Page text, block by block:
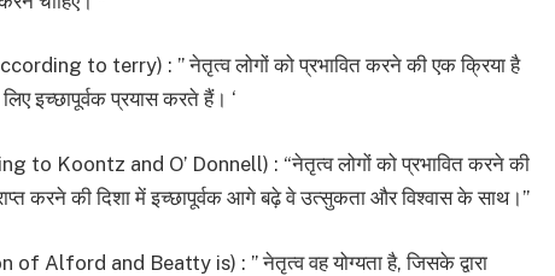
to terry) : ” नेतृत्व लोगों को प्रभावित करने की एक क्रिया है
इच्छापूर्वक प्रयास करते हैं। ‘
to Koontz and O’ Donnell) : “नेतृत्व लोगों को प्रभावित करने की
करने की दिशा में इच्छापूर्वक आगे बढ़े वे उत्सुकता और विश्वास के साथ।”
of Alford and Beatty is) : ” नेतृत्व वह योग्यता है, जिसके द्वारा